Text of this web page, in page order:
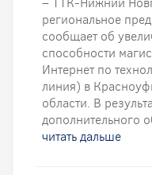
региональное
сообщает об
способности
Интернет по
линия) в
области. В
дополнительного
читать дальше